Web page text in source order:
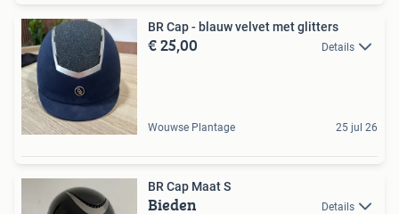
BR Cap - blauw velvet met glitters
€ 25,00 Details
Wouwse Plantage 25 jul 26
BR Cap Maat S
Bieden Details